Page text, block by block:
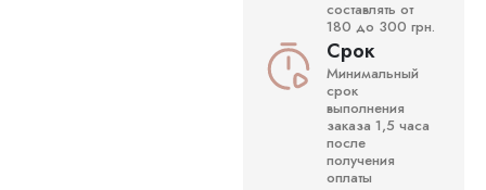
составлять от
180 до 300 грн.
Срок
Минимальный
срок
выполнения
заказа 1,5 часа
после
получения
оплаты